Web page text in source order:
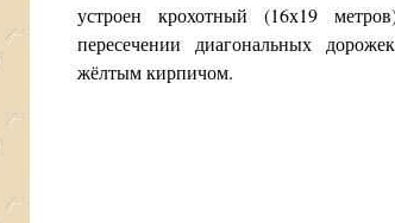
устроен крохотный (16х19
пересечении диагональных
жёлтым кирпичом.